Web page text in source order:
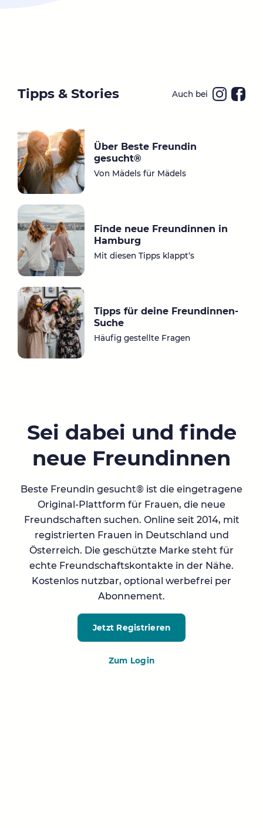
Tipps & Stories Auch bei
Über Beste Freundin
gesucht®
Von Mädels für Mädels
Finde neue Freundinnen in
Hamburg
Mit diesen Tipps klappt‘s
Tipps für deine Freundinnen-
Suche
Häufig gestellte Fragen
Sei dabei und finde
neue Freundinnen
Beste Freundin gesucht® ist die eingetragene
Original-Plattform für Frauen, die neue
Freundschaften suchen. Online seit 2014, mit
registrierten Frauen in Deutschland und
Österreich. Die geschützte Marke steht für
echte Freundschaftskontakte in der Nähe.
Kostenlos nutzbar, optional werbefrei per
Abonnement.
Jetzt Registrieren
Zum Login